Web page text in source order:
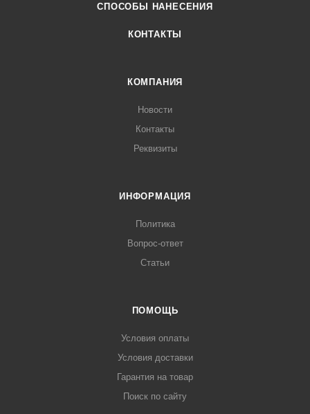
СПОСОБЫ НАНЕСЕНИЯ
КОНТАКТЫ
КОМПАНИЯ
Новости
Контакты
Реквизиты
ИНФОРМАЦИЯ
Политика
Вопрос-ответ
Статьи
ПОМОЩЬ
Условия оплаты
Условия доставки
Гарантия на товар
Поиск по сайту